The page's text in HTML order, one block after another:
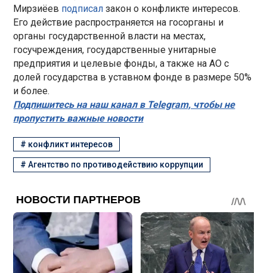
Мирзиёев подписалзакон о конфликте интересов.
Его действие распространяется на госорганы и
органы государственной власти на местах,
госучреждения, государственные унитарные
предприятия и целевые фонды, а также на АО с
долей государства в уставном фонде в размере 50%
и более.
Подпишитесь на наш канал в Telegram, чтобы не
пропустить важные новости
# конфликт интересов
#Агентство по противодействию коррупции